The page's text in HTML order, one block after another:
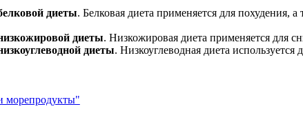
диеты. Белковая диета применяется для похудения,
диеты. Низкожировая диета применяется для
диеты. Низкоуглеводная диета
морепродукты"